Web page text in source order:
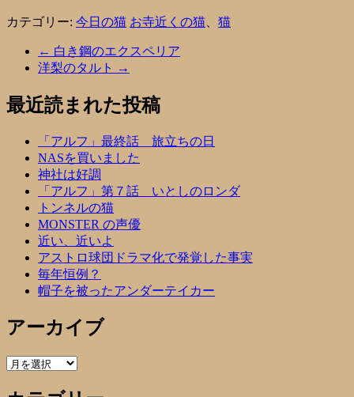
カテゴリー: 今日の猫 お寺近くの猫 猫
← 白き鋼のエクスペリア
洋梨のタルト
→
最近読まれた投稿
「アルフ」最終話 旅立ちの日
NASを買いました
神社は好調
「アルフ」第７話 いとしのロンダ
トンネルの猫
MONSTER の声優
近い、近いよ
アストロ球団ドラマ化で発覚した事実
毎年恒例？
帽子を被ったアンダーテイカー
アーカイブ
ア